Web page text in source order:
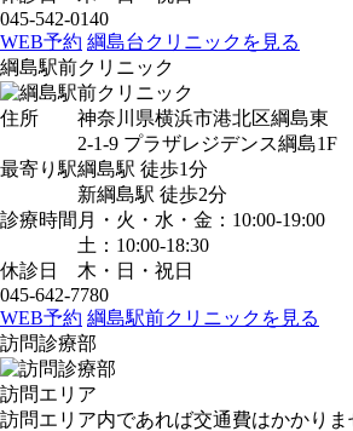
045-542-0140
WEB予約 綱島台クリニックを見る
綱島駅前クリニック
住所
神奈川県横浜市港北区綱島東
2-1-9 プラザレジデンス綱島1F
最寄り駅綱島駅 徒歩1分
新綱島駅 徒歩2分
診療時間 月・火・水・金：10:00-19:00
土：10:00-18:30
休診日
木・日・祝日
045-642-7780
WEB予約 綱島駅前クリニックを見る
訪問診療部
訪問エリア
訪問エリア内であれば交通費はかかりま